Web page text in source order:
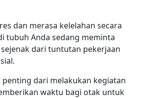
dan merasa kelelahan secara
tubuh Anda sedang meminta
dari tuntutan pekerjaan
penting dari melakukan kegiatan
waktu bagi otak untuk